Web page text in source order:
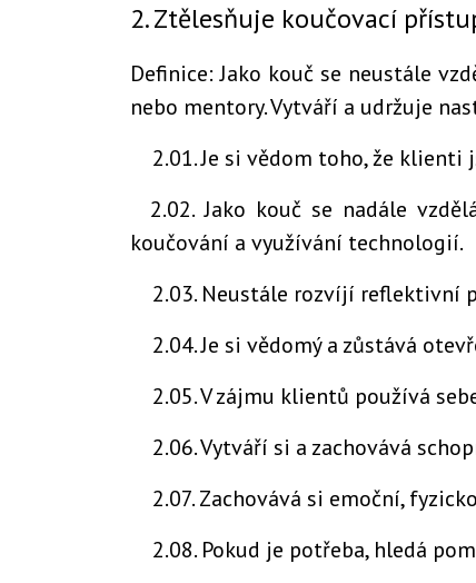
2. Ztělesňuje koučovací
Definice: Jako kouč se neustále
nebo mentory. Vytváří a udržuje
2.01. Je si vědom toho, že klienti
2.02. Jako kouč se nadále
koučování a využívání technologií.
2.03. Neustále rozvíjí reflektivní
2.04. Je si vědomý a zůstává
2.05. V zájmu klientů používá
2.06. Vytváří si a zachovává
2.07. Zachovává si emoční,
2.08. Pokud je potřeba, hledá